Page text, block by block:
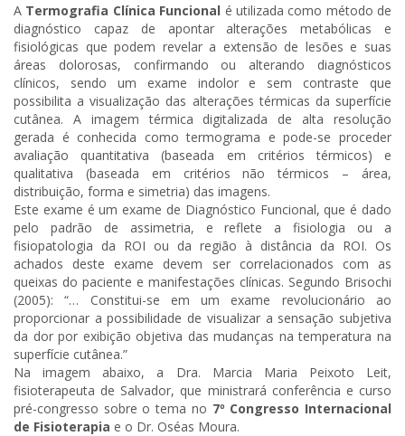
A Termografia Clínica Funcional é utilizada como método de
diagnóstico capaz de apontar alterações metabólicas e
fisiológicas que podem revelar a extensão de lesões e suas
áreas dolorosas, confirmando ou alterando diagnósticos
clínicos, sendo um exame indolor e sem contraste que
possibilita a visualização das alterações térmicas da superfície
cutânea. A imagem térmica digitalizada de alta resolução
gerada é conhecida como termograma e pode-se proceder
avaliação quantitativa (baseada em critérios térmicos) e
qualitativa (baseada em critérios não térmicos – área,
distribuição, forma e simetria) das imagens.
Este exame é um exame de Diagnóstico Funcional, que é dado
pelo padrão de assimetria, e reflete a fisiologia ou a
fisiopatologia da ROI ou da região à distância da ROI. Os
achados deste exame devem ser correlacionados com as
queixas do paciente e manifestações clínicas. Segundo Brisochi
(2005): “… Constitui-se em um exame revolucionário ao
proporcionar a possibilidade de visualizar a sensação subjetiva
da dor por exibição objetiva das mudanças na temperatura na
superfície cutânea.”
Na imagem abaixo, a Dra. Marcia Maria Peixoto Leit,
fisioterapeuta de Salvador, que ministrará conferência e curso
pré-congresso sobre o tema no 7º Congresso Internacional
de Fisioterapia e o Dr. Oséas Moura.